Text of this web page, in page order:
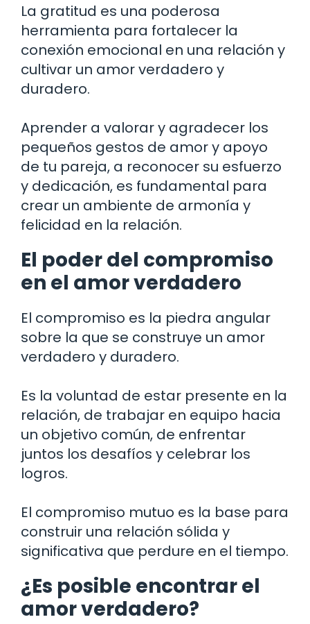
La gratitud es una poderosa
herramienta para fortalecer la
conexión emocional en una relación y
cultivar un amor verdadero y
duradero.
Aprender a valorar y agradecer los
pequeños gestos de amor y apoyo
de tu pareja, a reconocer su esfuerzo
y dedicación, es fundamental para
crear un ambiente de armonía y
felicidad en la relación.
El poder del compromiso
en el amor verdadero
El compromiso es la piedra angular
sobre la que se construye un amor
verdadero y duradero.
Es la voluntad de estar presente en la
relación, de trabajar en equipo hacia
un objetivo común, de enfrentar
juntos los desafíos y celebrar los
logros.
El compromiso mutuo es la base para
construir una relación sólida y
significativa que perdure en el tiempo.
¿Es posible encontrar el
amor verdadero?